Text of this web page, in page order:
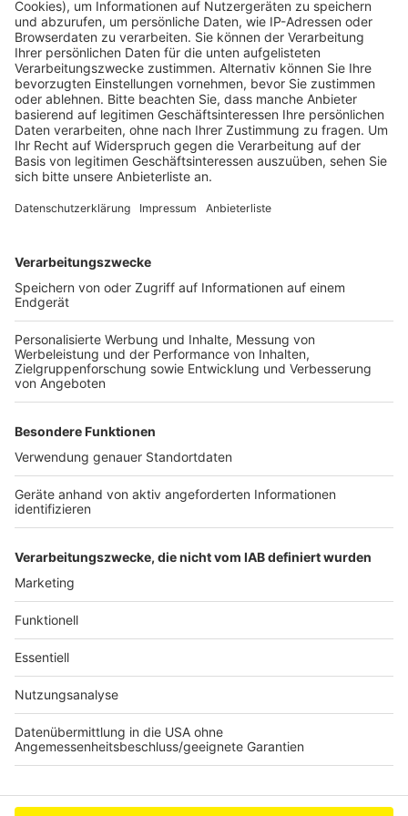
Berufspendler und - wenn nicht gerade strikte
Reisebeschränkungen gelten - Touristen zeigen sich in
anderen Bundesländern, Gegenden oder fremden
Städten verunsichert, welche Corona-Bestimmungen
dort jeweils gelten.
Anzeige
Corona-Regeln in anderen Regionen nicht vertraut sind,
einen Überblick. Die App wurde von einer Kölner IT-
Firma entwickelt und ist seit kurzem auf dem Markt
und sowohl im Google "Play Store" als auch dem Apple
"App Store" erhältlich.
Die Firma versichert, dass wenn die Politik neue
Entscheidungen für Bund & Länder trifft, auch die App
aktualisiert wird. "Darf ich das?" zieht sich demnach die
Informationen von den Behörden, egal ob überregional
oder lokal.
Anzeige
Anzeige